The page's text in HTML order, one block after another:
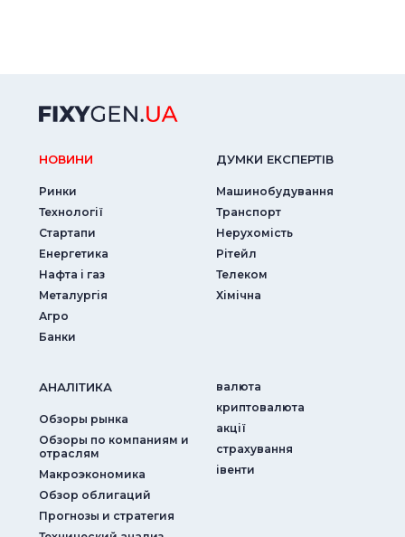
НОВИНИ
Ринки
Технології
Стартапи
Енергетика
Нафта і газ
Металургія
Агро
Банки
ДУМКИ ЕКСПЕРТIВ
Машинобудування
Транспорт
Нерухомість
Рітейл
Телеком
Хімічна
АНАЛIТИКА
Обзоры рынка
Обзоры по компаниям и
отраслям
Макроэкономика
Обзор облигаций
Прогнозы и стратегия
валюта
криптовалюта
акції
страхування
iвенти